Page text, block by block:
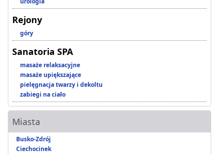
Rejony
góry
Sanatoria SPA
masaże relaksacyjne
masaże upiększające
pielęgnacja twarzy i dekoltu
zabiegi na ciało
Miasta
Busko-Zdrój
Ciechocinek